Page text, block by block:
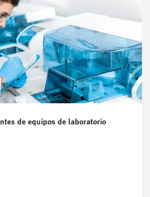
de equipos de laboratorio